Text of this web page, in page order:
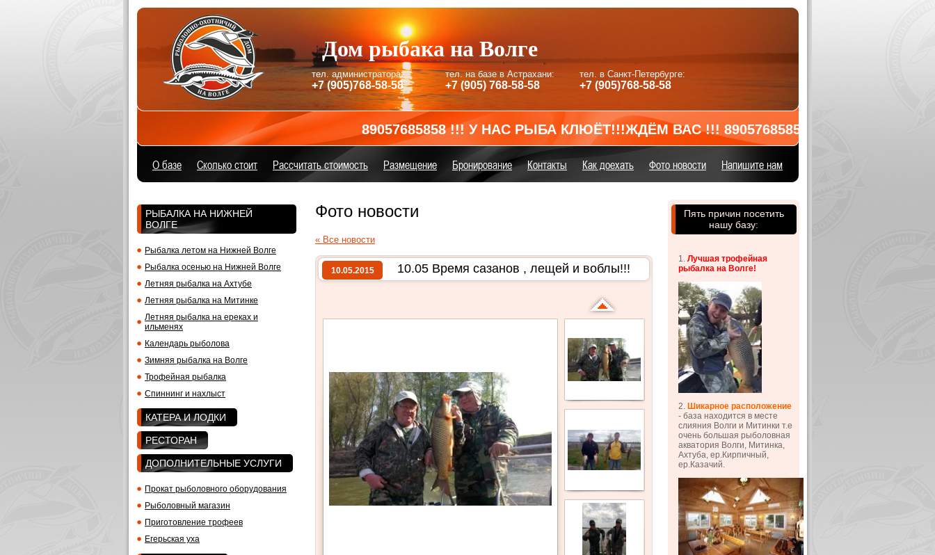
Дом рыбака на Волге
О базе Сколько стоит Расcчитать стоимость Размещение Бронирование Контакты Как доехать Фото новости Напишите нам
89057685858 !!! У НАС РЫБА КЛЮЁТ!!!ЖДЁМ ВАС !!! 89057685858
тел. администратора:
+7 (905)768-58-58
тел. на базе в Астрахани:
+7 (905) 768-58-58
тел. в Санкт-Петербурге:
+7 (905)768-58-58
РЫБАЛКА НА НИЖНЕЙ
ВОЛГЕ
Рыбалка летом на Нижней Волге
Рыбалка осенью на Нижней Волге
Летняя рыбалка на Ахтубе
Летняя рыбалка на Митинке
Летняя рыбалка на ереках и
ильменях
Календарь рыболова
Зимняя рыбалка на Волге
Трофейная рыбалка
Спиннинг и нахлыст
КАТЕРА И ЛОДКИ
РЕСТОРАН
ДОПОЛНИТЕЛЬНЫЕ УСЛУГИ
Прокат рыболовного оборудования
Рыболовный магазин
Приготовление трофеев
Егерьская уха
Фото новости
« Все новости
10.05.2015 10.05 Время сазанов , лещей и воблы!!!
Пять причин посетить
нашу базу:
1. Лучшая трофейная
рыбалка на Волге!
2. Шикарное расположение
- база находится в месте
слияния Волги и Митинки т.е
очень большая рыболовная
акватория Волги, Митинка,
Ахтуба, ер.Кирпичный,
ер.Казачий.